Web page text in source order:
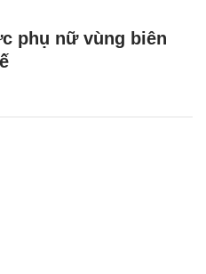
phụ nữ vùng biên